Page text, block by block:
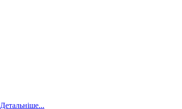
Детальніше...